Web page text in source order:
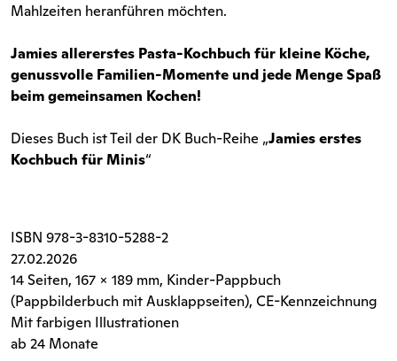
Mahlzeiten heranführen möchten.
Jamies allererstes Pasta-Kochbuch für kleine Köche,
genussvolle Familien-Momente und jede Menge Spaß
beim gemeinsamen Kochen!
Dieses Buch ist Teil der DK Buch-Reihe „Jamies erstes
Kochbuch für Minis“
ISBN 978-3-8310-5288-2
27.02.2026
14 Seiten, 167 x 189 mm, Kinder-Pappbuch
(Pappbilderbuch mit Ausklappseiten), CE-Kennzeichnung
Mit farbigen Illustrationen
ab 24 Monate